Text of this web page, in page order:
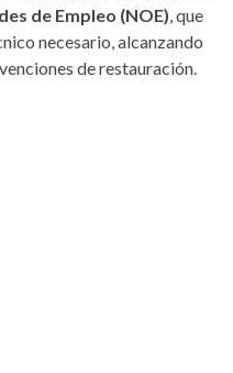
de Empleo (NOE), que
necesario, alcanzando
de restauración.